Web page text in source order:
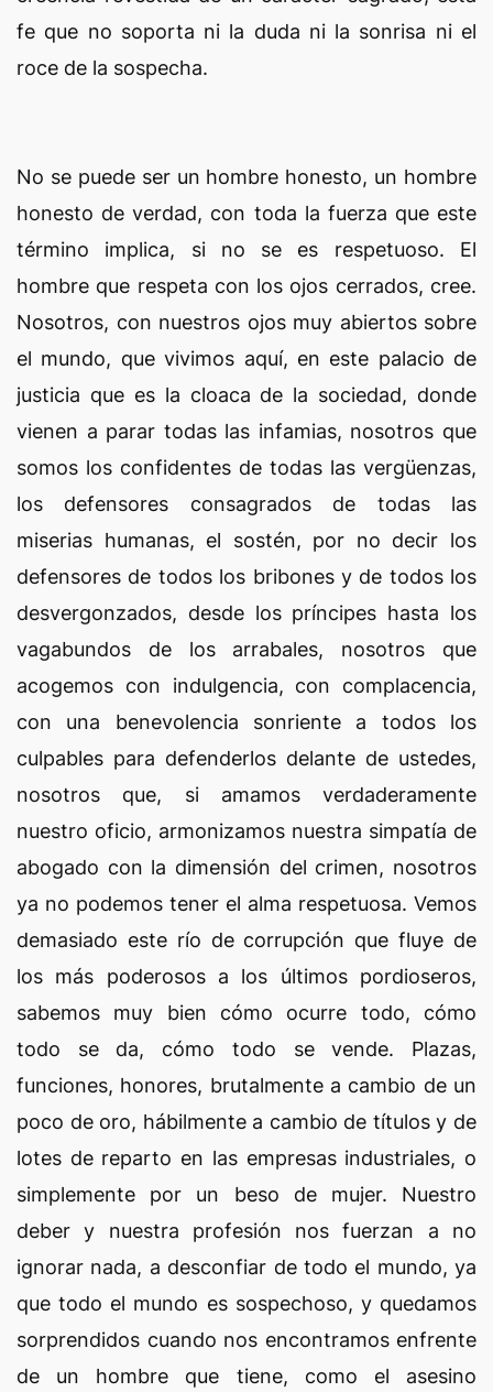
fe que no soporta ni la duda ni la sonrisa ni el
roce de la sospecha.
No se puede ser un hombre honesto, un hombre
honesto de verdad, con toda la fuerza que este
término implica, si no se es respetuoso. El
hombre que respeta con los ojos cerrados, cree.
Nosotros, con nuestros ojos muy abiertos sobre
el mundo, que vivimos aquí, en este palacio de
justicia que es la cloaca de la sociedad, donde
vienen a parar todas las infamias, nosotros que
somos los confidentes de todas las vergüenzas,
los defensores consagrados de todas las
miserias humanas, el sostén, por no decir los
defensores de todos los bribones y de todos los
desvergonzados, desde los príncipes hasta los
vagabundos de los arrabales, nosotros que
acogemos con indulgencia, con complacencia,
con una benevolencia sonriente a todos los
culpables para defenderlos delante de ustedes,
nosotros que, si amamos verdaderamente
nuestro oficio, armonizamos nuestra simpatía de
abogado con la dimensión del crimen, nosotros
ya no podemos tener el alma respetuosa. Vemos
demasiado este río de corrupción que fluye de
los más poderosos a los últimos pordioseros,
sabemos muy bien cómo ocurre todo, cómo
todo se da, cómo todo se vende. Plazas,
funciones, honores, brutalmente a cambio de un
poco de oro, hábilmente a cambio de títulos y de
lotes de reparto en las empresas industriales, o
simplemente por un beso de mujer. Nuestro
deber y nuestra profesión nos fuerzan a no
ignorar nada, a desconfiar de todo el mundo, ya
que todo el mundo es sospechoso, y quedamos
sorprendidos cuando nos encontramos enfrente
de un hombre que tiene, como el asesino